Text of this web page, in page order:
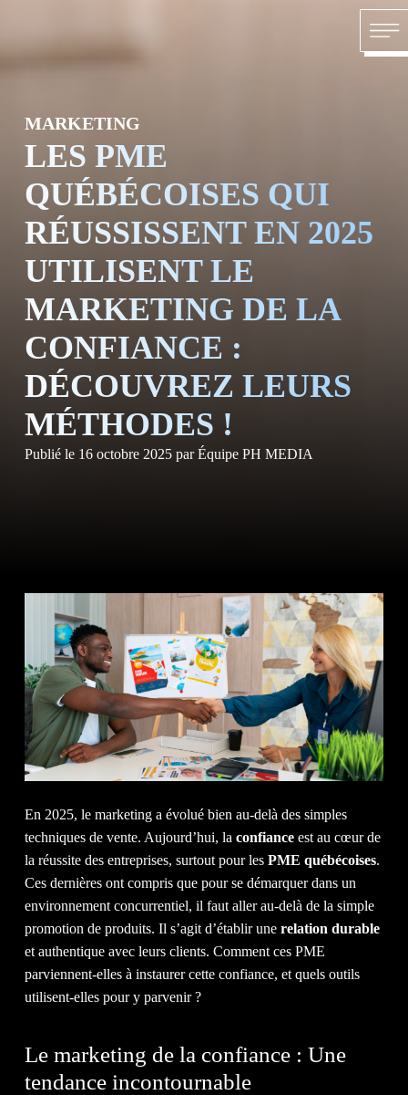
À
NOS
NOS
MARKETING
LES PME
QUÉBÉCOISES QUI
RÉUSSISSENT EN 2025
UTILISENT LE
MARKETING DE LA
CONFIANCE :
DÉCOUVREZ LEURS
MÉTHODES !
Publié le 16 octobre 2025 par Équipe PH MEDIA
En 2025, le marketing a évolué bien au-delà des simples
techniques de vente. Aujourd’hui, la confiance est au cœur de
la réussite des entreprises, surtout pour les PME québécoises.
Ces dernières ont compris que pour se démarquer dans un
environnement concurrentiel, il faut aller au-delà de la simple
promotion de produits. Il s’agit d’établir une relation durable
et authentique avec leurs clients. Comment ces PME
parviennent-elles à instaurer cette confiance, et quels outils
utilisent-elles pour y parvenir ?
Le marketing de la confiance : Une
tendance incontournable